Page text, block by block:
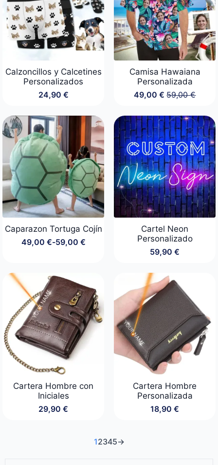
Calzoncillos y Calcetines
Personalizados
24,90 €
Camisa Hawaiana
Personalizada
59,00€
El
original
era:
59,00 €.
49,00 € El
actual
es:
49,00 €.
Caparazon Tortuga Cojín
49,00 €-59,00 €
Rango
desde
49,00 €
hasta
59,00 €
Cartel Neon
Personalizado
59,90 €
Cartera Hombre con
Iniciales
29,90 €
Cartera Hombre
Personalizada
18,90 €
12345→